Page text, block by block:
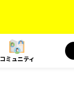
コミュニティ